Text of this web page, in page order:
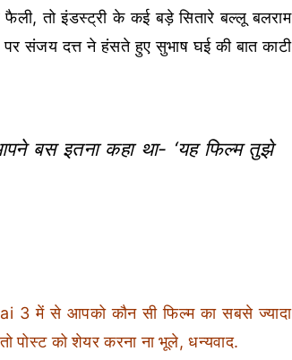
तो इंडस्ट्री के कई बड़े सितारे बल्लू बलराम
संजय दत्त ने हंसते हुए सुभाष घई की बात काटी
बस इतना कहा था- ‘यह फिल्म तुझे
में से आपको कौन सी फिल्म का सबसे ज्यादा
पोस्ट को शेयर करना ना भूले, धन्यवाद.